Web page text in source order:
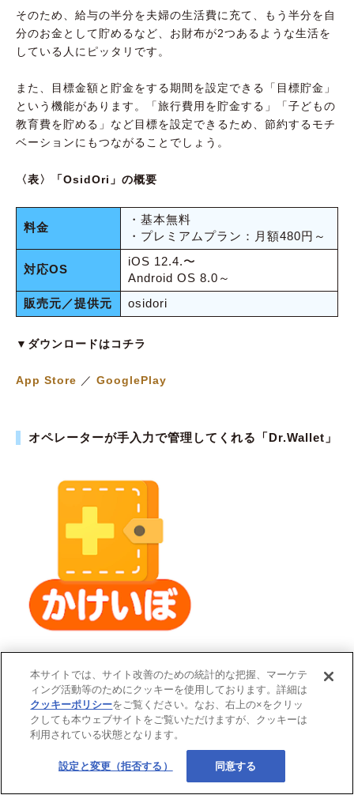
そのため、給与の半分を夫婦の生活費に充て、もう半分を自
分のお金として貯めるなど、お財布が2つあるような生活を
している人にピッタリです。
また、目標金額と貯金をする期間を設定できる「目標貯金」
という機能があります。「旅行費用を貯金する」「子どもの
教育費を貯める」など目標を設定できるため、節約するモチ
ベーションにもつながることでしょう。
〈表〉「OsidOri」の概要
料金
・基本無料
・プレミアムプラン：月額480円～
対応OS
iOS 12.4.〜
Android OS 8.0～
販売元／提供元
osidori
▼ダウンロードはコチラ
App Store ／ GooglePlay
オペレーターが手入力で管理してくれる「Dr.Wallet」
「Dr.Wallet」は、スマホで撮ったレシートをオペレーターが
目視し、手入力でデータ化してくれる家計簿アプリです。
〈表〉「Dr.Wallet」の特徴と向いている人
・レシートの情報をオペレーターが手
本サイトでは、サイト改善のための統計的な把握、マーケテ
ィング活動等のためにクッキーを使用しております。詳細は
クッキーポリシーをご覧ください。なお、右上の×をクリッ
クしても本ウェブサイトをご覧いただけますが、クッキーは
利用されている状態となります。
設定と変更（拒否する） 同意する